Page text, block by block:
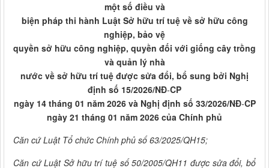
một số điều và
biện pháp thi hành Luật Sở hữu trí tuệ về sở hữu công
nghiệp, bảo vệ
quyền sở hữu công nghiệp, quyền đối với giống cây trồng
và quản lý nhà
nước về sở hữu trí tuệ được sửa đổi, bổ sung bởi Nghị
định số 15/2026/NĐ-CP
ngày 14 tháng 01 năm 2026 và Nghị định số 33/2026/NĐ-CP
ngày 21 tháng 01 năm 2026 của Chính phủ
Căn cứ Luật Tổ chức Chính phủ số 63/2025/QH15;
Căn cứ Luật Sở hữu trí tuệ số 50/2005/QH11 được sửa đổi, bổ